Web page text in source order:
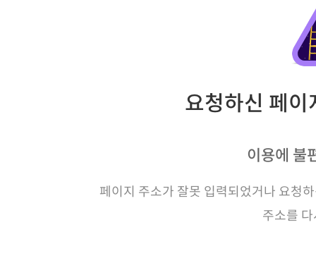
요청하신 페
이용에 불
페이지 주소가 잘못 입력되었거나 요청
주소를